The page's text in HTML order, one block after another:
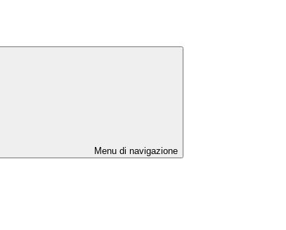
Menu di navigazione